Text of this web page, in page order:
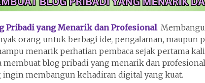
Pribadi yang Menarik dan Profesional.
orang untuk berbagi ide, pengalaman, maupun
menarik perhatian pembaca sejak pertama
membuat blog pribadi yang menarik dan
ingin membangun kehadiran digital yang kuat.